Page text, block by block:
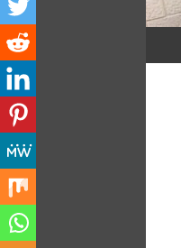
al